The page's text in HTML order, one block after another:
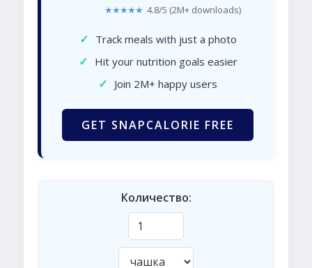
★★★★★ 4.8/5 (2M+ downloads)
✓ Track meals with just a photo
✓ Hit your nutrition goals easier
✓ Join 2M+ happy users
GET SNAPCALORIE FREE
Количество: